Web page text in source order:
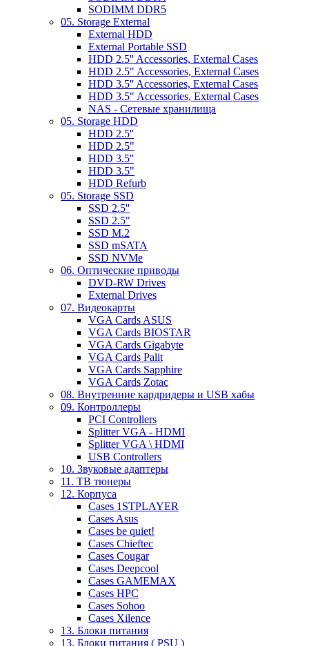
SODIMM DDR5
05. Storage External
External HDD
External Portable SSD
HDD 2.5'' Accessories, External Cases
HDD 2.5" Accessories, External Cases
HDD 3.5'' Accessories, External Cases
HDD 3.5" Accessories, External Cases
NAS - Сетевые хранилища
05. Storage HDD
HDD 2.5''
HDD 2.5"
HDD 3.5''
HDD 3.5"
HDD Refurb
05. Storage SSD
SSD 2.5''
SSD 2.5"
SSD M.2
SSD mSATA
SSD NVMe
06. Оптические приводы
DVD-RW Drives
External Drives
07. Видеокарты
VGA Cards ASUS
VGA Cards BIOSTAR
VGA Cards Gigabyte
VGA Cards Palit
VGA Cards Sapphire
VGA Cards Zotac
08. Внутренние кардридеры и USB хабы
09. Контроллеры
PCI Controllers
Splitter VGA - HDMI
Splitter VGA \ HDMI
USB Controllers
10. Звуковые адаптеры
11. ТВ тюнеры
12. Корпуса
Cases 1STPLAYER
Cases Asus
Cases be quiet!
Cases Chieftec
Cases Cougar
Cases Deepcool
Cases GAMEMAX
Cases HPC
Cases Sohoo
Cases Xilence
13. Блоки питания
13. Блоки питания ( PSU )